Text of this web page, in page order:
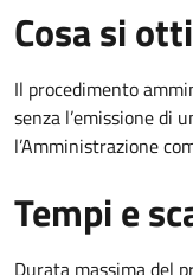
Cosa si
Il procedimento
senza l’emissione di
l’Amministrazione
Tempi e
Durata massima del